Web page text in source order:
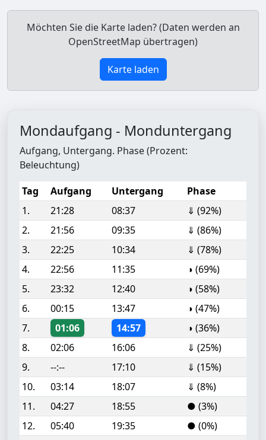
Möchten Sie die Karte laden? (Daten werden an
OpenStreetMap übertragen)
Karte laden
Mondaufgang - Monduntergang
Aufgang, Untergang. Phase (Prozent:
Beleuchtung)
Tag
Aufgang Untergang
Phase
1.
21:28 08:37
⇓ (92%)
2.
21:56 09:35
⇓ (86%)
3.
22:25 10:34
⇓ (78%)
4.
22:56 11:35
◑ (69%)
5.
23:32 12:40
◑ (58%)
6.
00:15 13:47
◑ (47%)
7.
01:06 14:57
◑ (36%)
8.
02:06 16:06
⇓ (25%)
9.
--:-- 17:10
⇓ (15%)
10.
03:14 18:07
⇓ (8%)
11.
04:27 18:55
● (3%)
12.
05:40 19:35
● (0%)